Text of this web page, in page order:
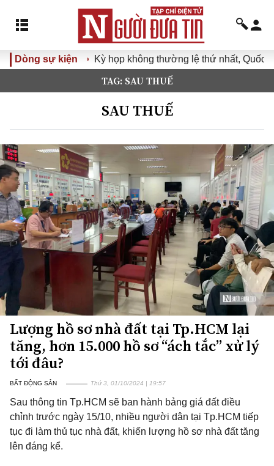
Dòng sự kiện Kỳ họp không thường lệ thứ nhất, Quốc hội
TAG: SAU THUẾ
SAU THUẾ
Lượng hồ sơ nhà đất tại Tp.HCM lại
tăng, hơn 15.000 hồ sơ “ách tắc” xử lý
tới đâu?
BẤT ĐỘNG SẢN Thứ 3, 01/10/2024 | 19:57
Sau thông tin Tp.HCM sẽ ban hành bảng giá đất điều
chỉnh trước ngày 15/10, nhiều người dân tại Tp.HCM tiếp
tục đi làm thủ tục nhà đất, khiến lượng hồ sơ nhà đất tăng
lên đáng kể.